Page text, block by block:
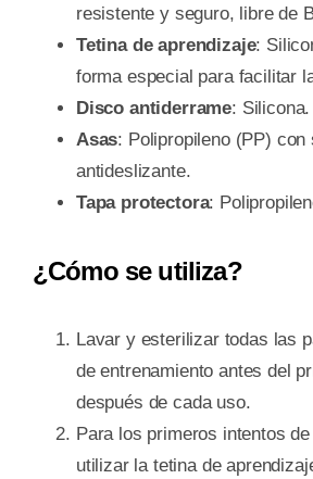
resistente y seguro, libre de
Tetina de aprendizaje:
forma especial para facilitar
Disco antiderrame: Silicona.
Asas: Polipropileno (PP) con
antideslizante.
Tapa protectora:
¿Cómo se utiliza?
Lavar y esterilizar todas las
de entrenamiento antes del
después de cada uso.
Para los primeros intentos
utilizar la tetina de